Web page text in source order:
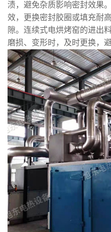
渍，避免杂质影响密封效果
效，更换密封胶圈或填充耐
隙。连续式电烘烤窑的进出
磨损、变形时，及时更换，